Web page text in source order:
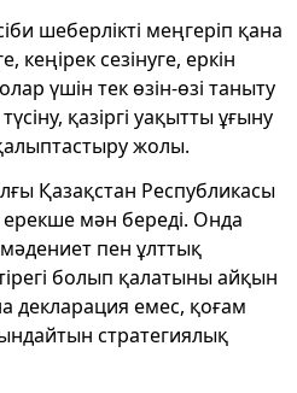
шеберлікті меңгеріп қана
кеңірек сезінуге, еркін
үшін тек өзін-өзі таныту
қазіргі уақытты ұғыну
жолы.
Қазақстан Республикасы
мән береді. Онда
пен ұлттық
болып қалатыны айқын
декларация емес, қоғам
стратегиялық